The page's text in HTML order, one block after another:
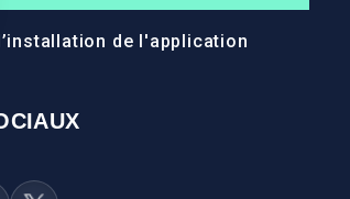
de l'application